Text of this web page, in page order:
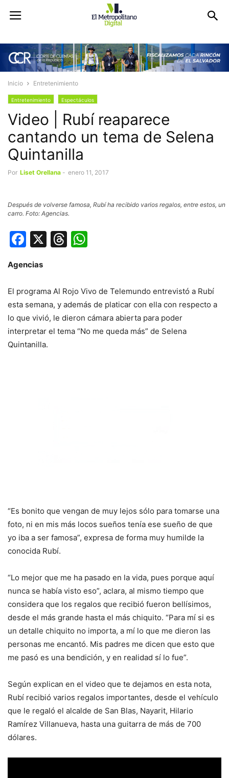
Inicio Entretenimiento
Entretenimiento Espectáculos
Video | Rubí reaparece
cantando un tema de Selena
Quintanilla
Por Liset Orellana - enero 11, 2017
Después de volverse famosa, Rubí ha recibido varios regalos, entre estos, un
carro. Foto: Agencias.
Facebook
X Threads
Agencias
El programa Al Rojo Vivo de Telemundo entrevistó a Rubí
esta semana, y además de platicar con ella con respecto a
lo que vivió, le dieron cámara abierta para poder
interpretar el tema “No me queda más” de Selena
Quintanilla.
“Es bonito que vengan de muy lejos sólo para tomarse una
foto, ni en mis más locos sueños tenía ese sueño de que
yo iba a ser famosa”, expresa de forma muy humilde la
conocida Rubí.
“Lo mejor que me ha pasado en la vida, pues porque aquí
nunca se había visto eso”, aclara, al mismo tiempo que
considera que los regalos que recibió fueron bellísimos,
desde el más grande hasta el más chiquito. “Para mí si es
un detalle chiquito no importa, a mí lo que me dieron las
personas me encantó. Mis padres me dicen que esto que
me pasó es una bendición, y en realidad sí lo fue”.
Según explican en el video que te dejamos en esta nota,
Rubí recibió varios regalos importantes, desde el vehículo
que le regaló el alcalde de San Blas, Nayarit, Hilario
Ramírez Villanueva, hasta una guitarra de más de 700
dólares.